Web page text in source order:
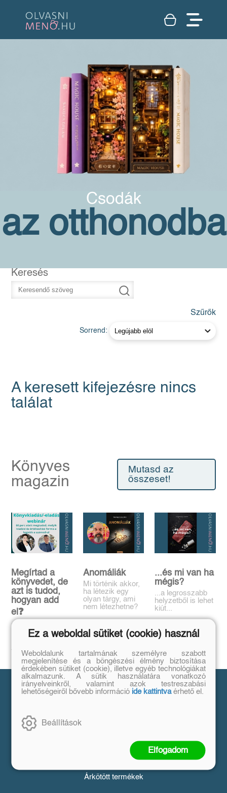
Csodák
az otthonodba
Keresés
Szűrők
Sorrend:
A keresett kifejezésre nincs
találat
Könyves
magazin
Mutasd az
összeset!
Megírtad a
könyvedet, de
azt is tudod,
hogyan add
el❓️
Időpont: június
16., 18:00-19:00
Tovább
Anomáliák
Mi történik akkor,
ha létezik egy
olyan tárgy, ami
nem létezhetne?
...és mi van ha
mégis?
...a legrosszabb
helyzetből is lehet
kiút...
Vásárlás
Tájékoztató a Simple fizetésről
Adatvédelem
Árkötött termékek
Ez a weboldal sütiket (cookie) használ
Weboldalunk tartalmának személyre szabott
megjelenítése és a böngészési élmény biztosítása
érdekében sütiket (cookie), illetve egyéb technológiákat
alkalmazunk. A sütik használatára vonatkozó
irányelveinkről, valamint azok testreszabási
lehetőségeiről bővebb információ ide kattintvaérhető el.
Beállítások
Elfogadom